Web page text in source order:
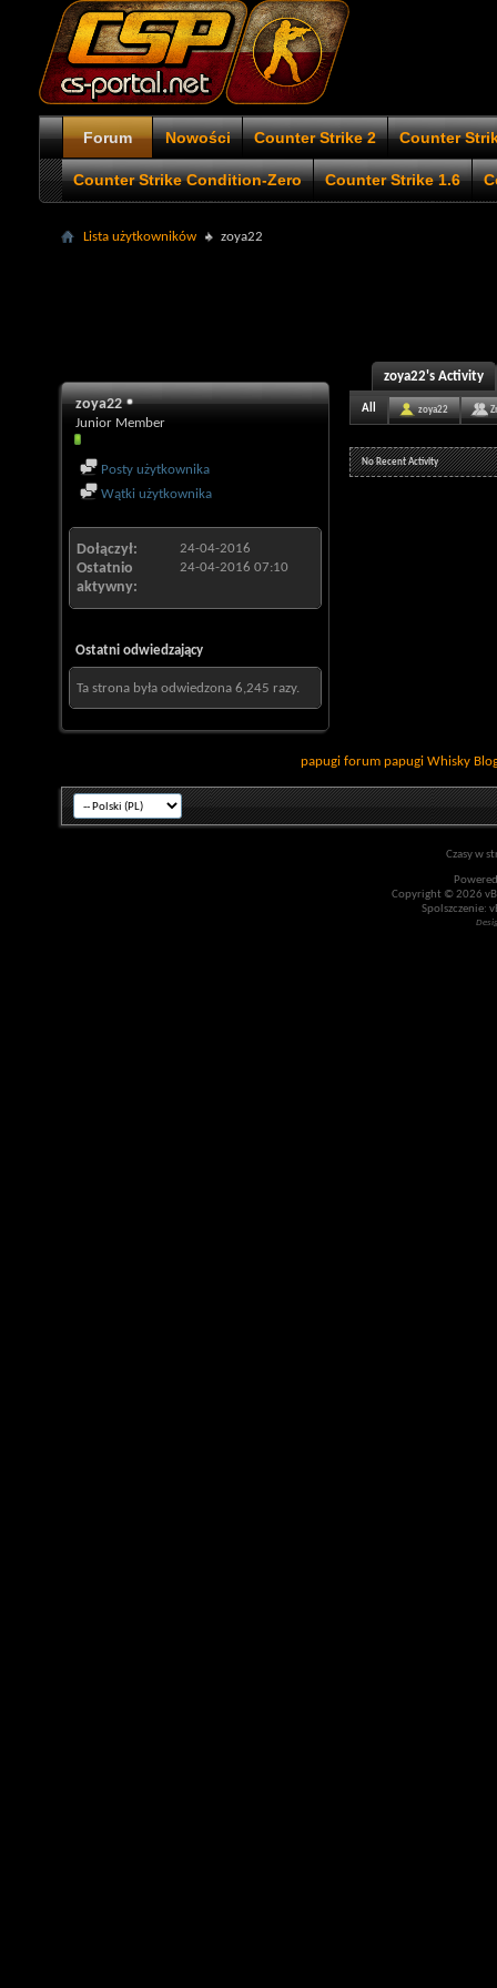
Forum Nowości Counter Strike 2 Counter
Counter Strike Condition-Zero Counter Strike 1.6
Lista użytkowników zoya22
zoya22
Junior Member
Posty użytkownika
Wątki użytkownika
Dołączył 24-04-2016
Ostatnio
aktywny
24-04-2016 07:10
Ostatni odwiedzający
Ta strona była odwiedzona 6,245 razy.
zoya22's Activity
All zoya22
No Recent Activity
papugi forum papugi Whisky
Czasy w
Copyright © 2026
Spolszczenie: